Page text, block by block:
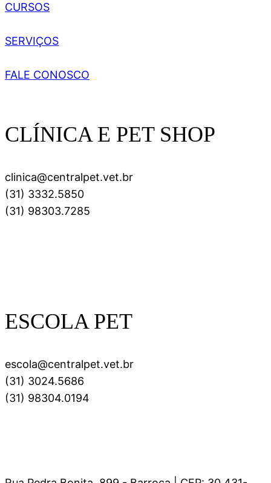
CURSOS
SERVIÇOS
FALE CONOSCO
CLÍNICA E PET SHOP
clinica@centralpet.vet.br
(31) 3332.5850
(31) 98303.7285
ESCOLA PET
escola@centralpet.vet.br
(31) 3024.5686
(31) 98304.0194